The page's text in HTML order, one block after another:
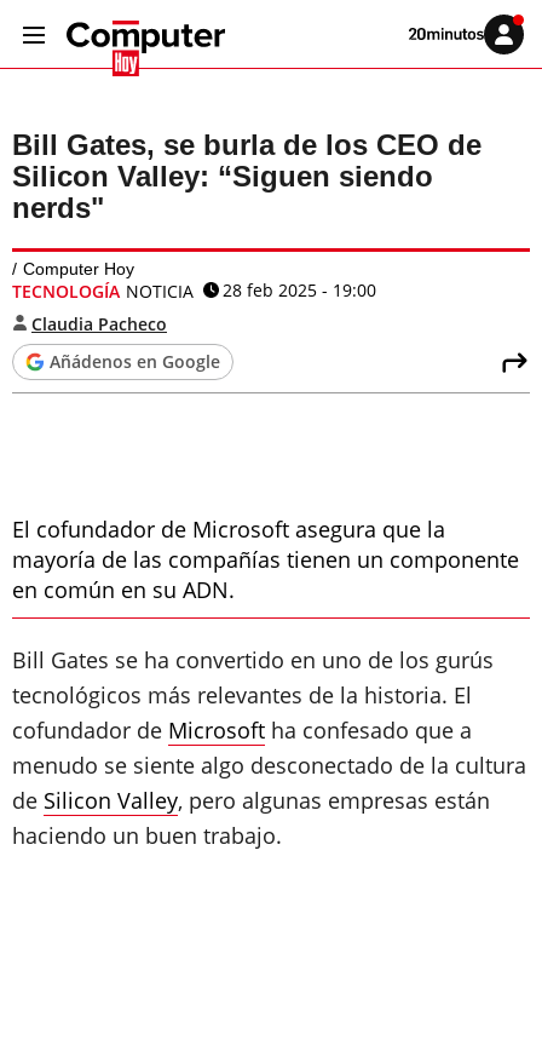
Volver
Iniciar
sesión
Bill Gates, se burla de los CEO de
Silicon Valley: “Siguen siendo
nerds"
Computer Hoy
TECNOLOGÍA NOTICIA
28 feb 2025 - 19:00
Claudia Pacheco
Añádenos en Google
El cofundador de Microsoft asegura que la
mayoría de las compañías tienen un componente
en común en su ADN.
Bill Gates se ha convertido en uno de los gurús
tecnológicos más relevantes de la historia. El
cofundador de Microsoft ha confesado que a
menudo se siente algo desconectado de la cultura
de Silicon Valley, pero algunas empresas están
haciendo un buen trabajo.